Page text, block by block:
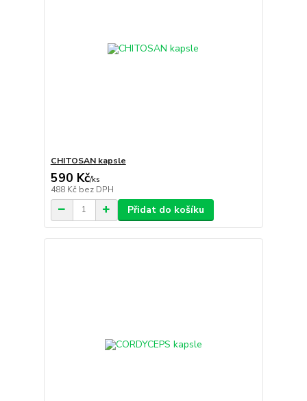
CHITOSAN kapsle
590 Kč/ks
488 Kč bez DPH
Přidat do košíku